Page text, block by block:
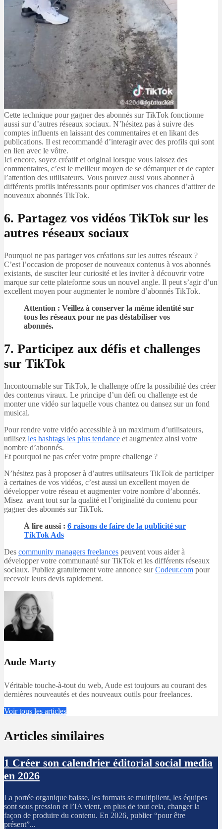
Cette technique pour gagner des abonnés sur TikTok fonctionne
aussi sur d’autres réseaux sociaux. N’hésitez pas à suivre des
comptes influents en laissant des commentaires et en likant des
publications. Il est recommandé d’interagir avec des profils qui sont
en lien avec le vôtre.
Ici encore, soyez créatif et original lorsque vous laissez des
commentaires, c’est le meilleur moyen de se démarquer et de capter
l’attention des utilisateurs. Vous pouvez aussi vous abonner à
différents profils intéressants pour optimiser vos chances d’attirer de
nouveaux abonnés TikTok.
6. Partagez vos vidéos TikTok sur les
autres réseaux sociaux
Pourquoi ne pas partager vos créations sur les autres réseaux ?
C’est l’occasion de proposer de nouveaux contenus à vos abonnés
existants, de susciter leur curiosité et les inviter à découvrir votre
marque sur cette plateforme sous un nouvel angle. Il peut s’agir d’un
excellent moyen pour augmenter le nombre d’abonnés TikTok.
Attention : Veillez à conserver la même identité sur
tous les réseaux pour ne pas déstabiliser vos
abonnés.
7. Participez aux défis et challenges
sur TikTok
Incontournable sur TikTok, le challenge offre la possibilité des créer
des contenus viraux. Le principe d’un défi ou challenge est de
monter une vidéo sur laquelle vous chantez ou dansez sur un fond
musical.
Pour rendre votre vidéo accessible à un maximum d’utilisateurs,
utilisez les hashtags les plus tendance et augmentez ainsi votre
nombre d’abonnés.
Et pourquoi ne pas créer votre propre challenge ?
N’hésitez pas à proposer à d’autres utilisateurs TikTok de participer
à certaines de vos vidéos, c’est aussi un excellent moyen de
développer votre réseau et augmenter votre nombre d’abonnés.
Misez avant tout sur la qualité et l’originalité du contenu pour
gagner des abonnés sur TikTok.
À lire aussi : 6 raisons de faire de la publicité sur
TikTok Ads
Des community managers freelances peuvent vous aider à
développer votre communauté sur TikTok et les différents réseaux
sociaux. Publiez gratuitement votre annonce surCodeur.com pour
recevoir leurs devis rapidement.
Aude Marty
Véritable touche-à-tout du web, Aude est toujours au courant des
dernières nouveautés et des nouveaux outils pour freelances.
Voir tous les articles
Articles similaires
1 Créer son calendrier éditorial social media
en 2026
La portée organique baisse, les formats se multiplient, les équipes
sont sous pression et l’IA vient, en plus de tout cela, changer la
façon de produire du contenu. En 2026, publier “pour être
présent”...